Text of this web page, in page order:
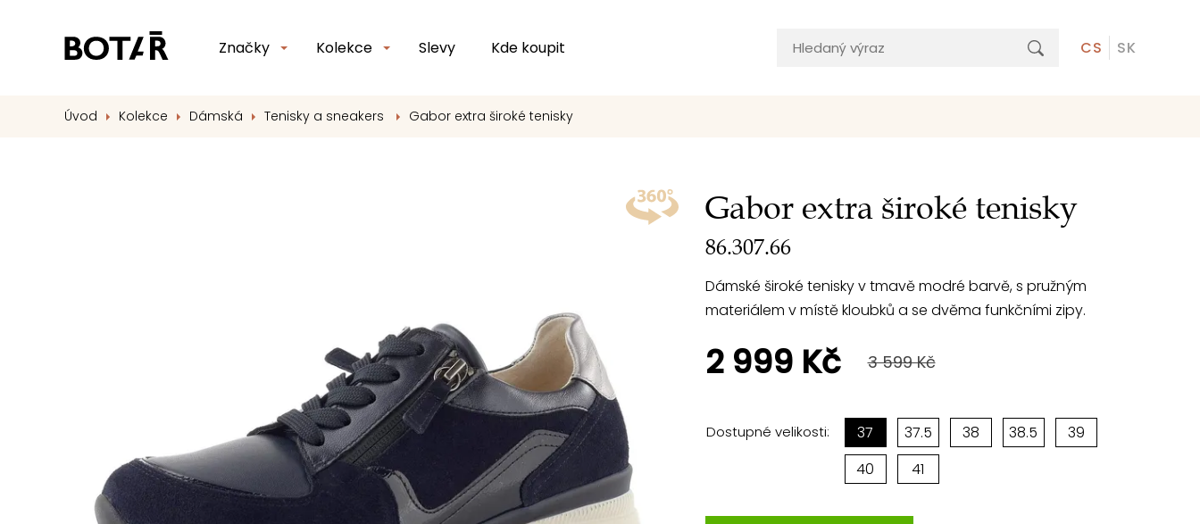
CS SK
Značky Kolekce Slevy Kde koupit
Úvod Kolekce Dámská Tenisky a sneakers Gabor extra široké tenisky
Gabor extra široké tenisky
86.307.66
Dámské široké tenisky v tmavě modré barvě, s pružným
materiálem v místě kloubků a se dvěma funkčními zipy.
2 999 Kč 3 599 Kč
Dostupné velikosti: 37 37.5 38 38.5
39
40
41